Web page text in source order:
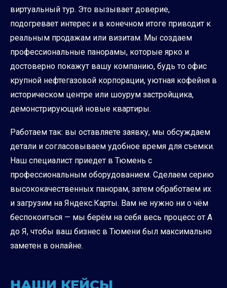
виртуальный тур. Это вызывает доверие,
подогревает интерес и в конечном итоге приводит к
реальным продажам или визитам. Мы создаем
профессиональные панорамы, которые ярко и
достоверно покажут вашу компанию, будь то офис
крупной нефтегазовой корпорации, уютная кофейня в
историческом центре или шоурум застройщика,
демонстрирующий новые квартиры.
Работаем так: вы оставляете заявку, мы обсуждаем
детали и согласовываем удобное время для съемки.
Наш специалист приедет в Тюмень с
профессиональным оборудованием. Сделаем серию
высококачественных панорам, затем обработаем их
и загрузим на Яндекс.Карты. Вам не нужно ни о чём
беспокоиться — мы берём на себя весь процесс от А
до Я, чтобы ваш бизнес в Тюмени был максимально
заметен в онлайне.